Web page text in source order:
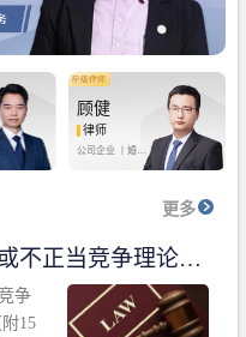
顾健
律师
公司企业 丨婚姻
房产纠纷
更多
不正当竞争理论与
附15省市是否侵权
争
15